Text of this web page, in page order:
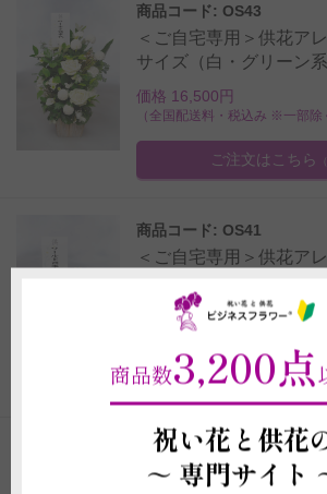
商品コード: OS43
＜ご自宅専用＞供花ア
サイズ（白・グリーン系
価格 16,500円
（全国配送料・税込み ※一部除
ご注文はこちら
商品コード: OS41
＜ご自宅専用＞供花ア
価格 8,800円
（全国配送料・税込み ※一部除
ご注文はこちら
3 4 5 6 ...
商品数3,200点
祝い花と供花
～ 専門サイト